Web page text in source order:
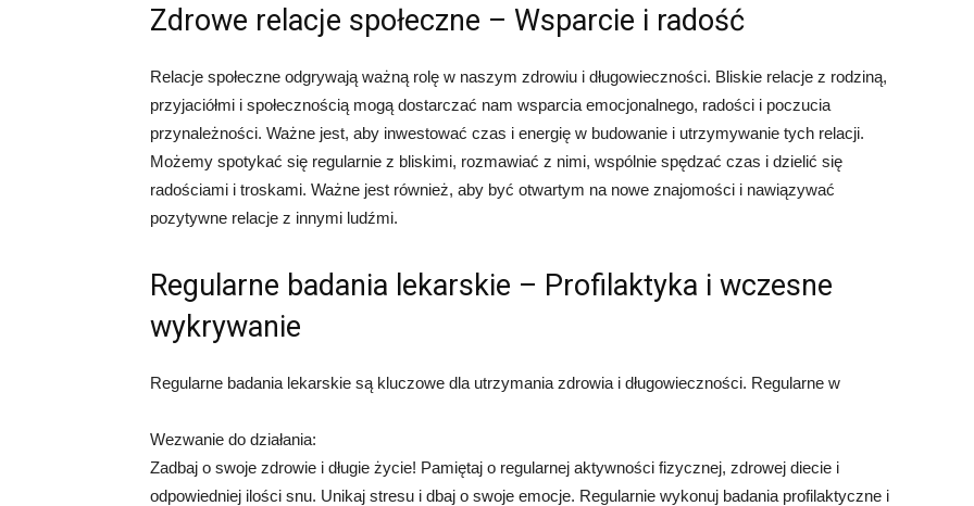
Zdrowe relacje społeczne – Wsparcie i radość
Relacje społeczne odgrywają ważną rolę w naszym zdrowiu i długowieczności. Bliskie relacje z rodziną,
przyjaciółmi i społecznością mogą dostarczać nam wsparcia emocjonalnego, radości i poczucia
przynależności. Ważne jest, aby inwestować czas i energię w budowanie i utrzymywanie tych relacji.
Możemy spotykać się regularnie z bliskimi, rozmawiać z nimi, wspólnie spędzać czas i dzielić się
radościami i troskami. Ważne jest również, aby być otwartym na nowe znajomości i nawiązywać
pozytywne relacje z innymi ludźmi.
Regularne badania lekarskie – Profilaktyka i wczesne
wykrywanie
Regularne badania lekarskie są kluczowe dla utrzymania zdrowia i długowieczności. Regularne w
Wezwanie do działania:
Zadbaj o swoje zdrowie i długie życie! Pamiętaj o regularnej aktywności fizycznej, zdrowej diecie i
odpowiedniej ilości snu. Unikaj stresu i dbaj o swoje emocje. Regularnie wykonuj badania profilaktyczne i